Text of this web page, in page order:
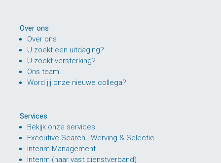
Over ons
Over ons
U zoekt een uitdaging?
U zoekt versterking?
Ons team
Word jij onze nieuwe collega?
Services
Bekijk onze services
Executive Search | Werving & Selectie
Interim Management
Interim (naar vast dienstverband)